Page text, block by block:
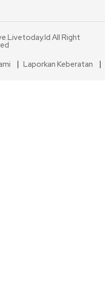
All Right
Laporkan Keberatan